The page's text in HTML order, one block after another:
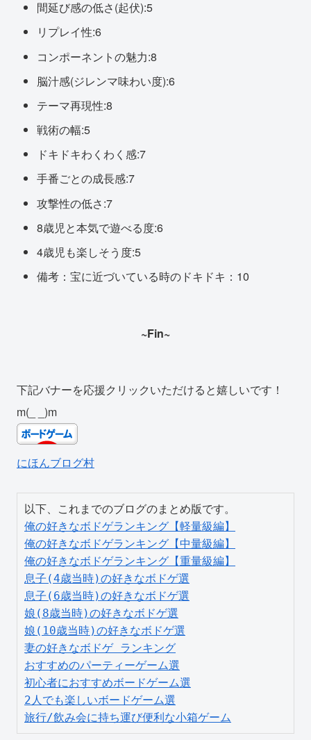
間延び感の低さ(起伏):5
リプレイ性:6
コンポーネントの魅力:8
脳汁感(ジレンマ味わい度):6
テーマ再現性:8
戦術の幅:5
ドキドキわくわく感:7
手番ごとの成長感:7
攻撃性の低さ:7
8歳児と本気で遊べる度:6
4歳児も楽しそう度:5
備考：宝に近づいている時のドキドキ：10
~Fin~
下記バナーを応援クリックいただけると嬉しいです！
m(_ _)m
にほんブログ村
俺の好きなボドゲランキング【軽量級編】
俺の好きなボドゲランキング【中量級編】
俺の好きなボドゲランキング【重量級編】
息子(4歳当時)の好きなボドゲ選
息子(6歳当時)の好きなボドゲ選
娘(8歳当時)の好きなボドゲ選
娘(10歳当時)の好きなボドゲ選
妻の好きなボドゲ ランキング
おすすめのパーティーゲーム選
初心者におすすめボードゲーム選
2人でも楽しいボードゲーム選
旅行/飲み会に持ち運び便利な小箱ゲーム